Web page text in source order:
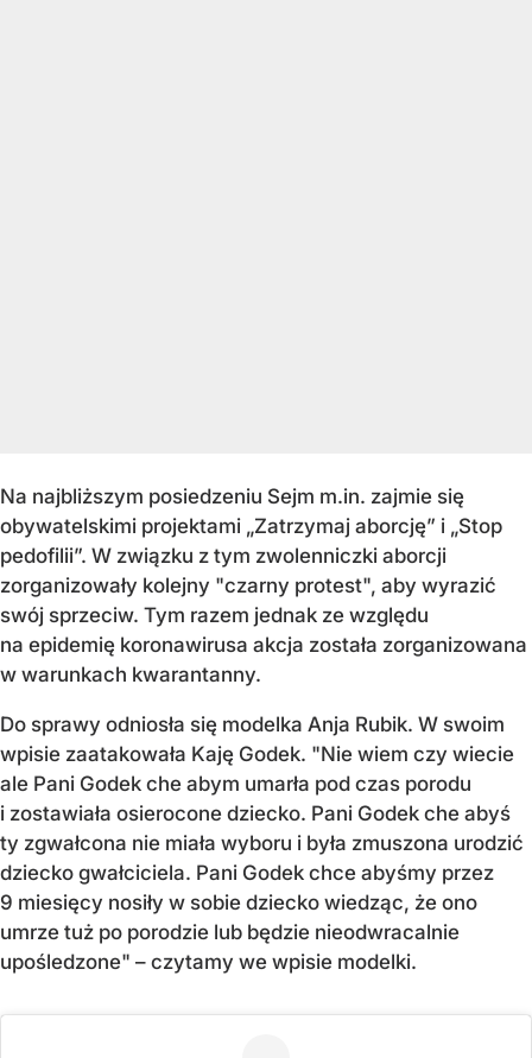
Na najbliższym posiedzeniu Sejm m.in. zajmie się
obywatelskimi projektami „Zatrzymaj aborcję” i „Stop
pedofilii”. W związku z tym zwolenniczki aborcji
zorganizowały kolejny "czarny protest", aby wyrazić
swój sprzeciw. Tym razem jednak ze względu
na epidemię koronawirusa akcja została zorganizowana
w warunkach kwarantanny.
Do sprawy odniosła się modelka Anja Rubik. W swoim
wpisie zaatakowała Kaję Godek. "Nie wiem czy wiecie
ale Pani Godek che abym umarła pod czas porodu
i zostawiała osierocone dziecko. Pani Godek che abyś
ty zgwałcona nie miała wyboru i była zmuszona urodzić
dziecko gwałciciela. Pani Godek chce abyśmy przez
9 miesięcy nosiły w sobie dziecko wiedząc, że ono
umrze tuż po porodzie lub będzie nieodwracalnie
upośledzone" – czytamy we wpisie modelki.